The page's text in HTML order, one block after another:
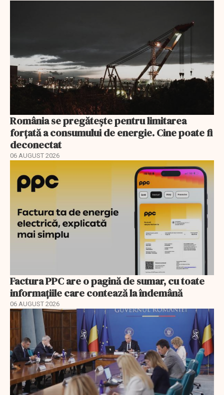
România se pregătește pentru limitarea
forțată a consumului de energie. Cine poate fi
deconectat
06 AUGUST 2026
Factura PPC are o pagină de sumar, cu toate
informațiile care contează la îndemână
06 AUGUST 2026